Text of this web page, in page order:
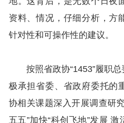
资料、情况，仔细分析，方
针对性和可操作性的建议。
按照省政协“1453”履职
极承担省委、省政府委托的
协相关课题深入开展调查研
五五”加快“科创飞地”发展